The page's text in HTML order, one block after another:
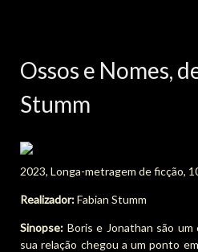
Ossos e Nomes,
Stumm
2023, Longa-metragem de ficção,
Realizador:Fabian Stumm
Sinopse: Boris e Jonathan são um
sua relação chegou a um ponto